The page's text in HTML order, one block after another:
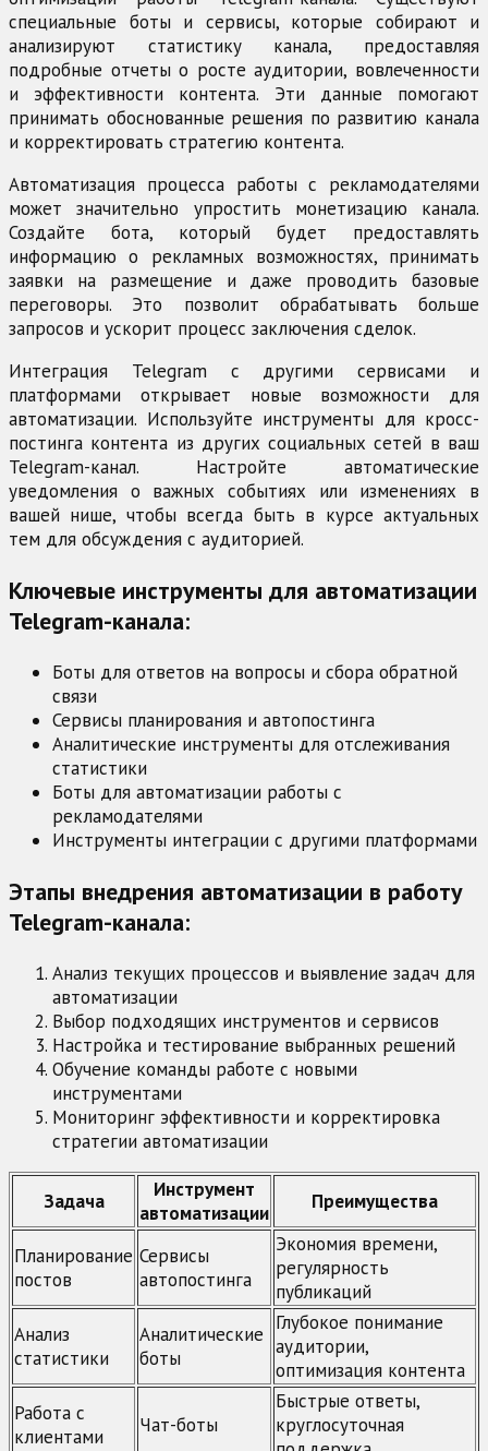
специальные боты и сервисы, которые собирают и
анализируют статистику канала, предоставляя
подробные отчеты о росте аудитории, вовлеченности
и эффективности контента. Эти данные помогают
принимать обоснованные решения по развитию канала
и корректировать стратегию контента.
Автоматизация процесса работы с рекламодателями
может значительно упростить монетизацию канала.
Создайте бота, который будет предоставлять
информацию о рекламных возможностях, принимать
заявки на размещение и даже проводить базовые
переговоры. Это позволит обрабатывать больше
запросов и ускорит процесс заключения сделок.
Интеграция Telegram с другими сервисами и
платформами открывает новые возможности для
автоматизации. Используйте инструменты для кросс-
постинга контента из других социальных сетей в ваш
Telegram-канал. Настройте автоматические
уведомления о важных событиях или изменениях в
вашей нише, чтобы всегда быть в курсе актуальных
тем для обсуждения с аудиторией.
Ключевые инструменты для автоматизации
Telegram-канала:
Боты для ответов на вопросы и сбора обратной
связи
Сервисы планирования и автопостинга
Аналитические инструменты для отслеживания
статистики
Боты для автоматизации работы с
рекламодателями
Инструменты интеграции с другими платформами
Этапы внедрения автоматизации в работу
Telegram-канала:
Анализ текущих процессов и выявление задач для
автоматизации
Выбор подходящих инструментов и сервисов
Настройка и тестирование выбранных решений
Обучение команды работе с новыми
инструментами
Мониторинг эффективности и корректировка
стратегии автоматизации
Задача
Инструмент
автоматизации
Преимущества
Планирование
постов
Сервисы
автопостинга
Экономия времени,
регулярность
публикаций
Анализ
статистики
Аналитические
боты
Глубокое понимание
аудитории,
оптимизация контента
Работа с
клиентами
Чат-боты
Быстрые ответы,
круглосуточная